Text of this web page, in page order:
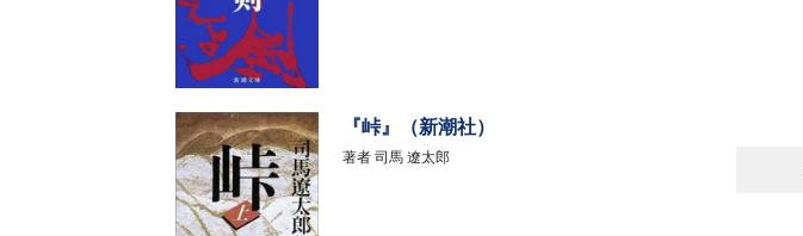
『峠』（新潮社）
著者 司馬 遼太郎